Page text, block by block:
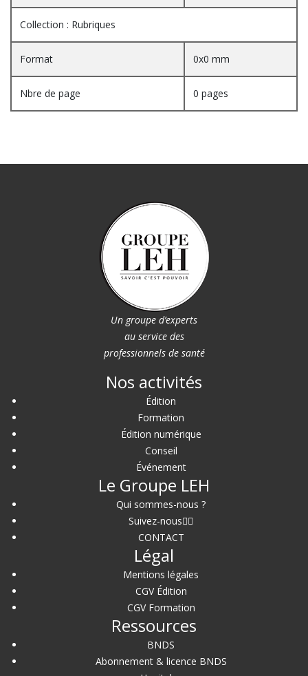
Collection : Rubriques
Format 0x0 mm
Nbre de page 0 pages
Un groupe d’experts
au service des
professionnels de santé
Nos activités
Édition
Formation
Édition numérique
Conseil
Événement
Le Groupe LEH
Qui sommes-nous ?
Suivez-nous
CONTACT
Légal
Mentions légales
CGV Édition
CGV Formation
Ressources
BNDS
Abonnement & licence BNDS